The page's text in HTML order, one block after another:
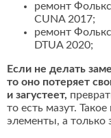
ремонт
CUNA 2017;
ремонт
DTUA 2020;
Если не делать
то оно потеряет
и загустеет,
то есть мазут.
элементы, а только